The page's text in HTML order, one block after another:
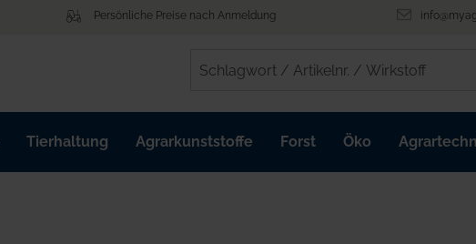
Persönliche Preise nach Anmeldung
Tierhaltung Agrarkunststoffe Forst Öko